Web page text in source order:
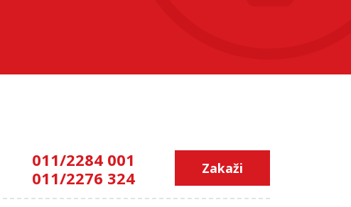
011/2284 001
011/2276 324
Zakaži